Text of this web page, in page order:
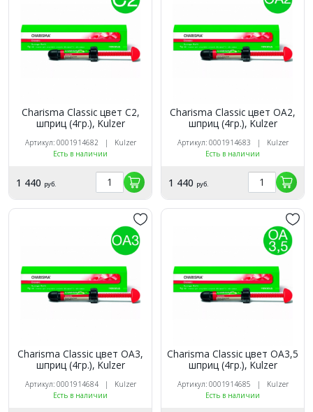
Charisma Classic цвет C2,
шприц (4гр.), Kulzer
Артикул: 0001914682 | Kulzer
Есть в наличии
1 440 руб.
Charisma Classic цвет OA2,
шприц (4гр.), Kulzer
Артикул: 0001914683 | Kulzer
Есть в наличии
1 440 руб.
Charisma Classic цвет OA3,
шприц (4гр.), Kulzer
Артикул: 0001914684 | Kulzer
Есть в наличии
Charisma Classic цвет OA3,5
шприц (4гр.), Kulzer
Артикул: 0001914685 | Kulzer
Есть в наличии